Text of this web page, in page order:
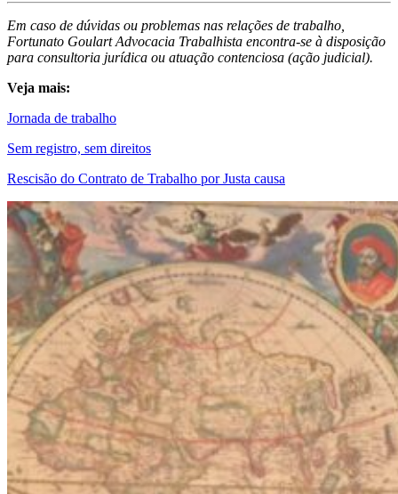
Em caso de dúvidas ou problemas nas relações de trabalho,
Fortunato Goulart Advocacia Trabalhista encontra-se à disposição
para consultoria jurídica ou atuação contenciosa (ação judicial).
Veja mais:
Jornada de trabalho
Sem registro, sem direitos
Rescisão do Contrato de Trabalho por Justa causa